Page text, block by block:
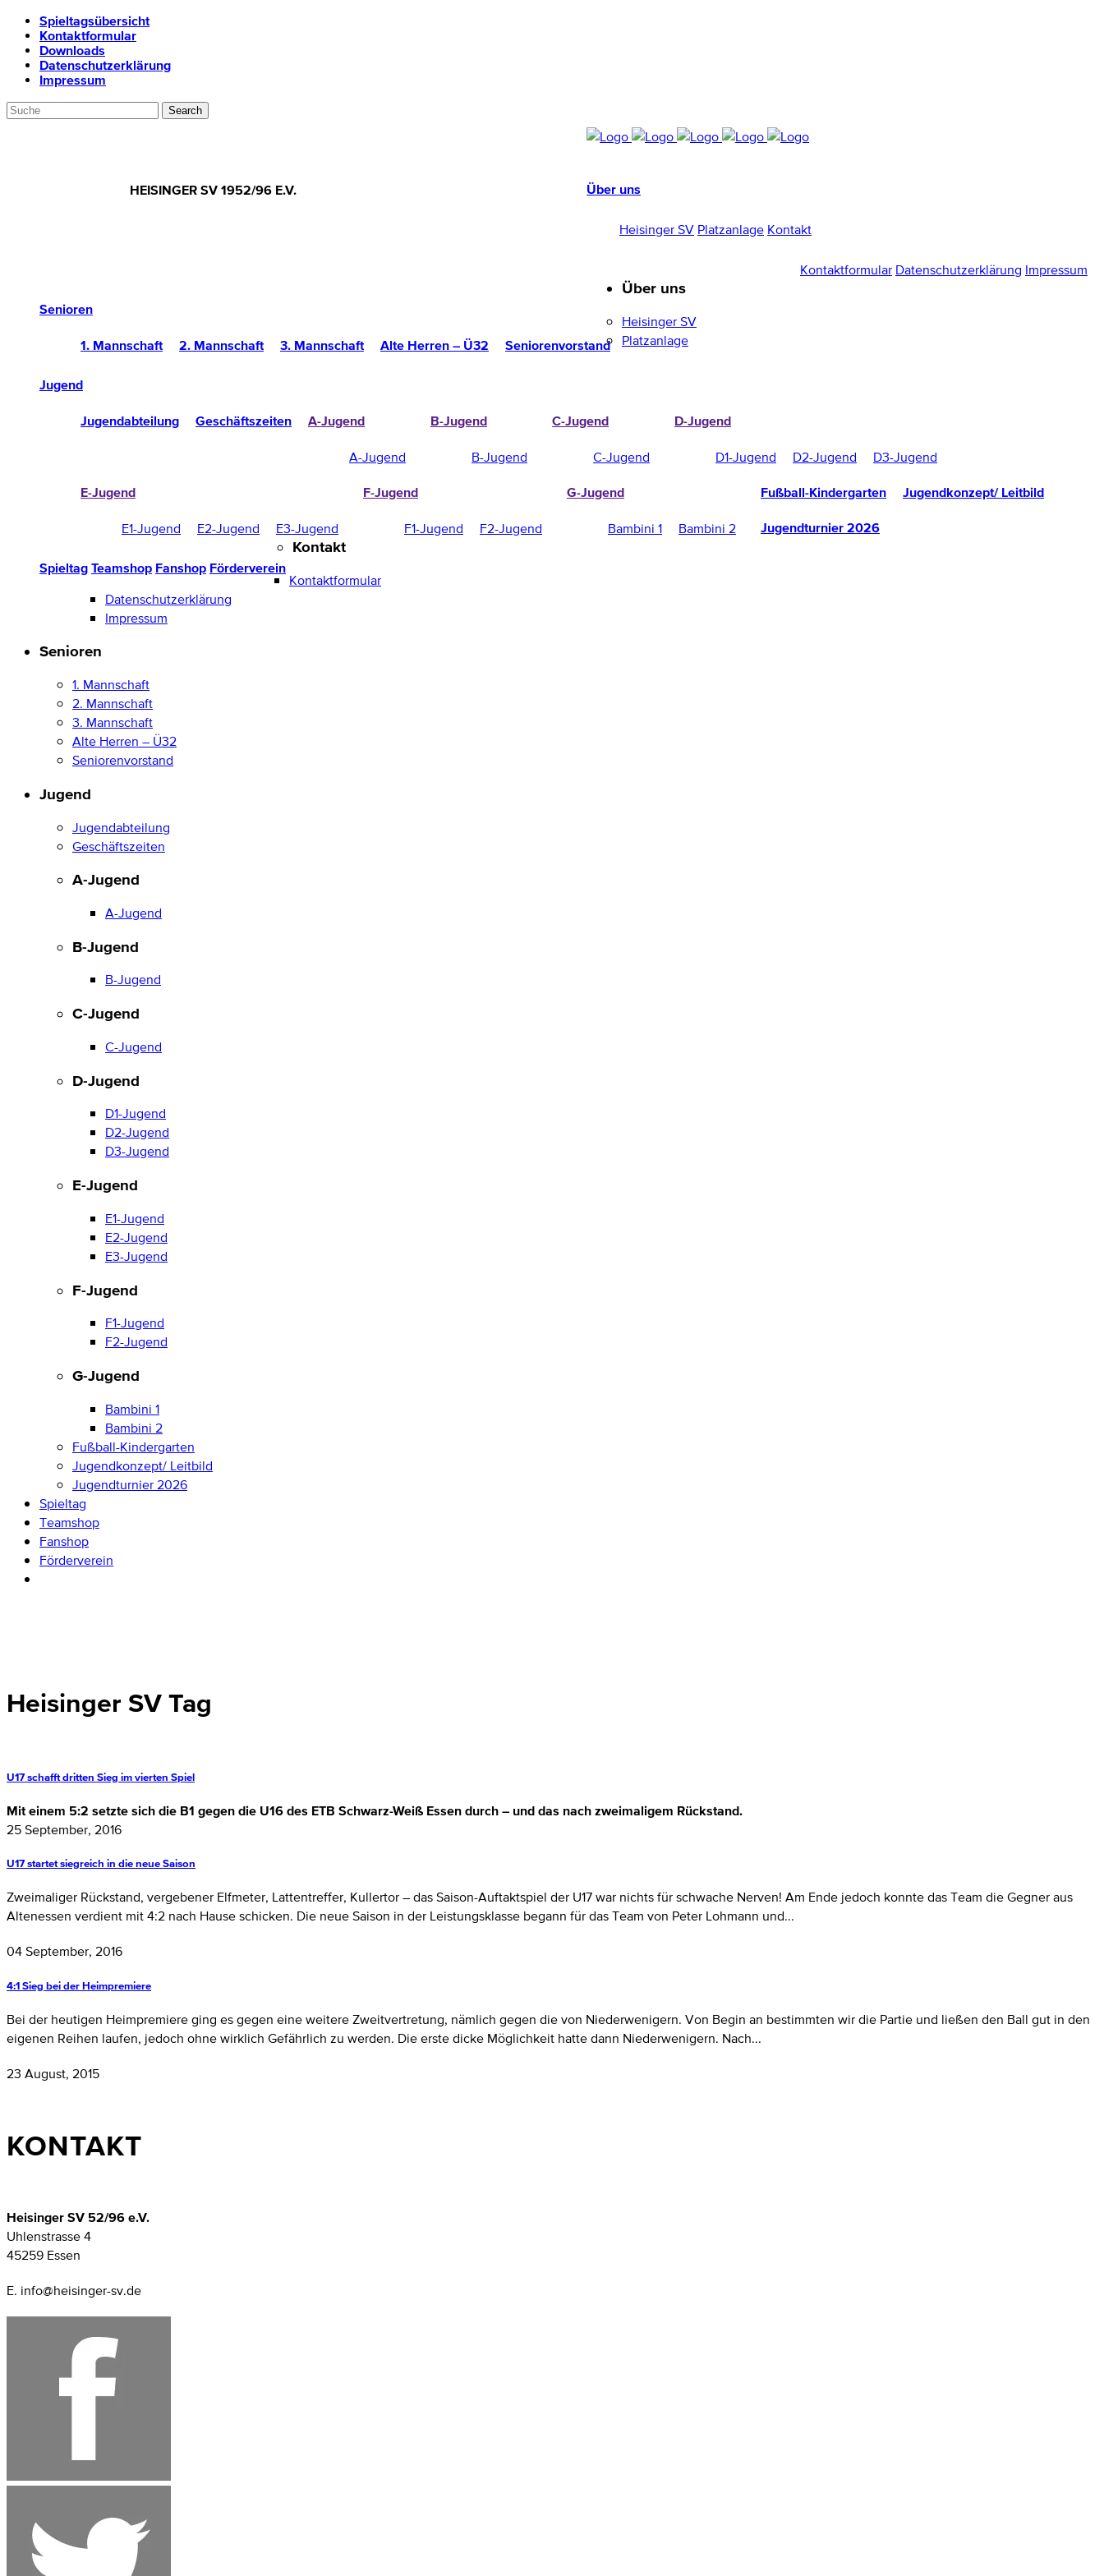
Spieltagsübersicht
Kontaktformular
Downloads
Datenschutzerklärung
Impressum
HEISINGER SV 1952/96 E.V.
Über uns
Heisinger SV Platzanlage Kontakt
Kontaktformular Datenschutzerklärung Impressum
Senioren
1. Mannschaft 2. Mannschaft 3. Mannschaft Alte Herren – Ü32 Seniorenvorstand
Jugend
Jugendabteilung Geschäftszeiten A-Jugend
A-Jugend
B-Jugend
B-Jugend
C-Jugend
C-Jugend
D-Jugend
D1-Jugend D2-Jugend D3-Jugend
E-Jugend
E1-Jugend E2-Jugend E3-Jugend
F-Jugend
F1-Jugend F2-Jugend
G-Jugend
Bambini 1 Bambini 2
Fußball-Kindergarten Jugendkonzept/ Leitbild
Jugendturnier 2026
Spieltag Teamshop Fanshop Förderverein
Über uns
Heisinger SV
Platzanlage
Kontakt
Kontaktformular
Datenschutzerklärung
Impressum
Senioren
1. Mannschaft
2. Mannschaft
3. Mannschaft
Alte Herren – Ü32
Seniorenvorstand
Jugend
Jugendabteilung
Geschäftszeiten
A-Jugend
A-Jugend
B-Jugend
B-Jugend
C-Jugend
C-Jugend
D-Jugend
D1-Jugend
D2-Jugend
D3-Jugend
E-Jugend
E1-Jugend
E2-Jugend
E3-Jugend
F-Jugend
F1-Jugend
F2-Jugend
G-Jugend
Bambini 1
Bambini 2
Fußball-Kindergarten
Jugendkonzept/ Leitbild
Jugendturnier 2026
Spieltag
Teamshop
Fanshop
Förderverein
Heisinger SV Tag
U17 schafft dritten Sieg im vierten Spiel
Mit einem 5:2 setzte sich die B1 gegen die U16 des ETB Schwarz-Weiß Essen durch – und das nach zweimaligem Rückstand.
25 September, 2016
U17 startet siegreich in die neue Saison
Zweimaliger Rückstand, vergebener Elfmeter, Lattentreffer, Kullertor – das Saison-Auftaktspiel der U17 war nichts für schwache Nerven! Am Ende jedoch konnte das Team die Gegner aus
Altenessen verdient mit 4:2 nach Hause schicken. Die neue Saison in der Leistungsklasse begann für das Team von Peter Lohmann und...
04 September, 2016
4:1 Sieg bei der Heimpremiere
Bei der heutigen Heimpremiere ging es gegen eine weitere Zweitvertretung, nämlich gegen die von Niederwenigern. Von Begin an bestimmten wir die Partie und ließen den Ball gut in den
eigenen Reihen laufen, jedoch ohne wirklich Gefährlich zu werden. Die erste dicke Möglichkeit hatte dann Niederwenigern. Nach...
23 August, 2015
KONTAKT
Heisinger SV 52/96 e.V.
Uhlenstrasse 4
45259 Essen
E. info@heisinger-sv.de